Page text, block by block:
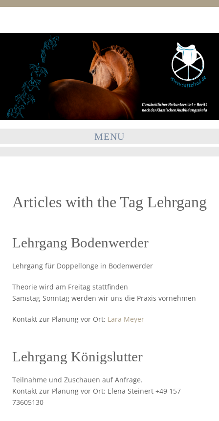
MENU
Articles with the Tag Lehrgang
Lehrgang Bodenwerder
Lehrgang für Doppellonge in Bodenwerder
Theorie wird am Freitag stattfinden
Samstag-Sonntag werden wir uns die Praxis vornehmen
Kontakt zur Planung vor Ort: Lara Meyer
Lehrgang Königslutter
Teilnahme und Zuschauen auf Anfrage.
Kontakt zur Planung vor Ort: Elena Steinert +49 157
73605130